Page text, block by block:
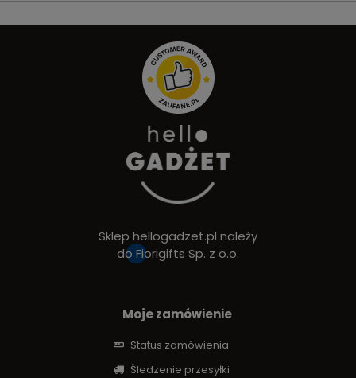
Sklep hellogadzet.pl należy
do Fiorigifts Sp. z o.o.
Moje zamówienie
Status zamówienia
Śledzenie przesyłki